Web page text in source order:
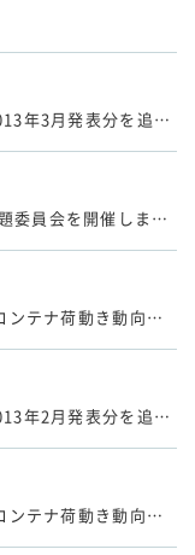
「調査・研究成果（寄稿・投稿分）」に2013年3月発表分を追加しました。
第12回IMO法律問題委員会/第18回油濁問題委員会を開催しました。
2012年12月の「日本・アジア／米国間のコンテナ荷動き動向」速報値を掲載しました。
「調査・研究成果（寄稿・投稿分）」に2013年2月発表分を追加しました。
2012年11月の「日本・アジア／米国間のコンテナ荷動き動向」速報値を掲載しました。